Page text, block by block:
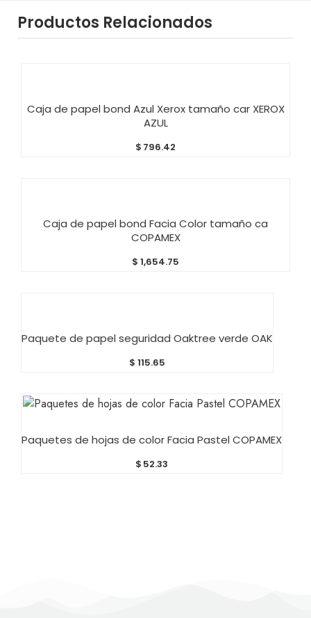
Productos Relacionados
Caja de papel bond Azul Xerox tamaño car XEROX
AZUL
$ 796.42
Caja de papel bond Facia Color tamaño ca
COPAMEX
$ 1,654.75
Paquete de papel seguridad Oaktree verde OAK
$ 115.65
Paquetes de hojas de color Facia Pastel COPAMEX
$ 52.33